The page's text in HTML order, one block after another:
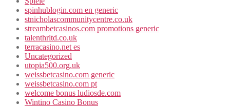
spinhublogin.com en generic
stnicholascommunitycentre.co.uk
streambetcasinos.com promotions generic
talenthrltd.co.uk
terracasino.net es
Uncategorized
utopia500.org.uk
weissbetcasino.com generic
weissbetcasino.com pt
welcome bonus ludiosde.com
Wintino Casino Bonus